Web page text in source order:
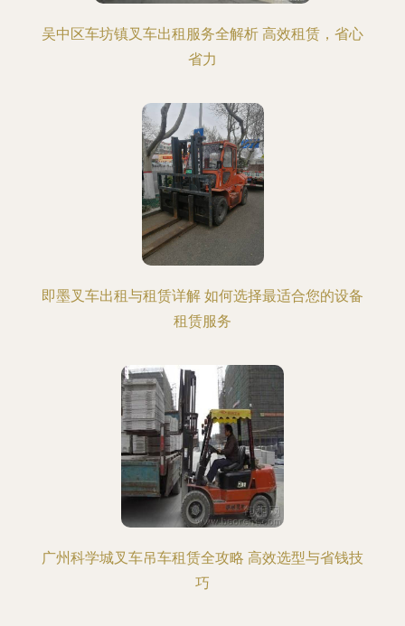
吴中区车坊镇叉车出租服务全解析 高效租赁，省心
省力
即墨叉车出租与租赁详解 如何选择最适合您的设备
租赁服务
广州科学城叉车吊车租赁全攻略 高效选型与省钱技
巧